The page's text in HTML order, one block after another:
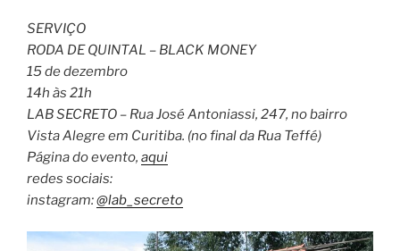
SERVIÇO
RODA DE QUINTAL – BLACK MONEY
15 de dezembro
14h às 21h
LAB SECRETO – Rua José Antoniassi, 247, no bairro
Vista Alegre em Curitiba. (no final da Rua Teffé)
Página do evento, aqui
redes sociais:
instagram:@lab_secreto